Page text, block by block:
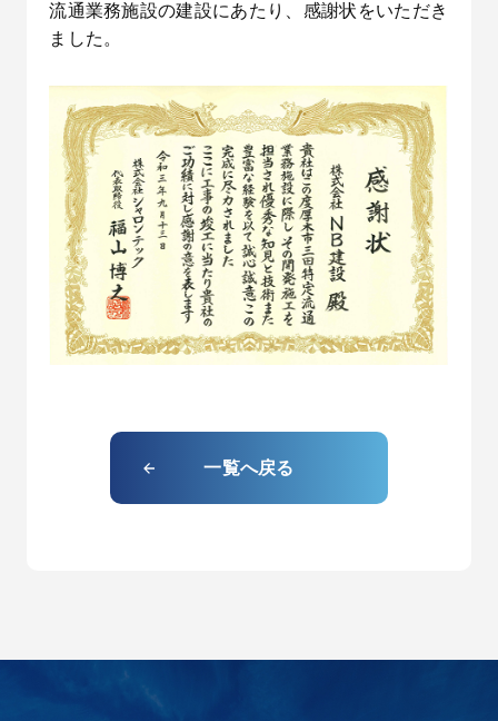
流通業務施設の建設にあたり、感謝状をいただき
ました。
一覧へ戻る